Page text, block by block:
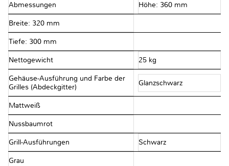
Abmessungen Höhe: 360 mm
Breite: 320 mm
Tiefe: 300 mm
Nettogewicht 25 kg
Gehäuse-Ausführung und Farbe der
Grilles (Abdeckgitter)
Glanzschwarz
Mattweiß
Nussbaumrot
Grill-Ausführungen Schwarz
Grau